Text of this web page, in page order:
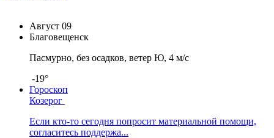
Август 09
Благовещенск
Пасмурно, без осадков, ветер Ю, 4 м/с
-19°
Гороскоп
Козерог
Если кто-то сегодня попросит материальной помощи,
согласитесь поддержа...